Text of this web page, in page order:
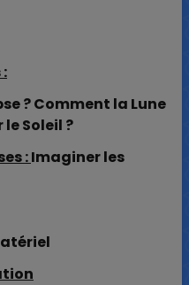
? Comment la Lune
Soleil ?
:Imaginer les